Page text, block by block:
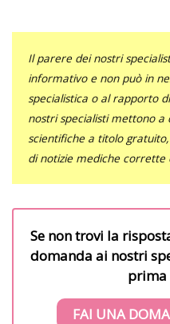
Il parere dei nostri
informativo e non può in
specialistica o al rapporto
nostri specialisti mettono a
scientifiche a titolo
di notizie mediche corrette
Se non trovi la
domanda ai nostri
prima
FAI UNA